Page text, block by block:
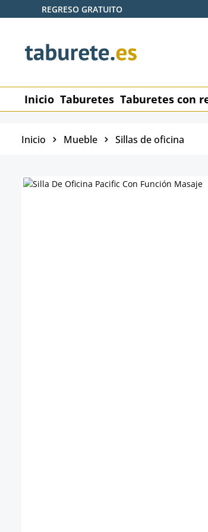
al contenido principal
Saltar a la búsqueda
Saltar a la navegación principal
REGRESO GRATUITO
Inicio Taburetes Taburetes con
Inicio Mueble Sillas de oficina